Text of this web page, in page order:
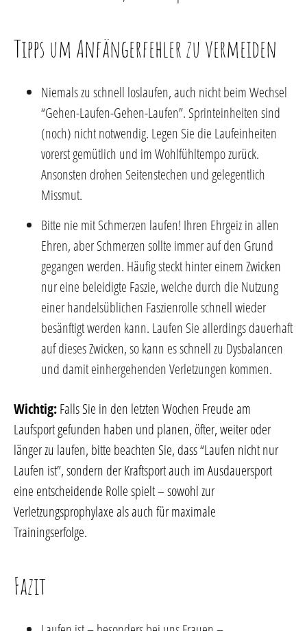
Tipps um Anfängerfehler zu vermeiden
Niemals zu schnell loslaufen, auch nicht beim Wechsel
“Gehen-Laufen-Gehen-Laufen”. Sprinteinheiten sind
(noch) nicht notwendig. Legen Sie die Laufeinheiten
vorerst gemütlich und im Wohlfühltempo zurück.
Ansonsten drohen Seitenstechen und gelegentlich
Missmut.
Bitte nie mit Schmerzen laufen! Ihren Ehrgeiz in allen
Ehren, aber Schmerzen sollte immer auf den Grund
gegangen werden. Häufig steckt hinter einem Zwicken
nur eine beleidigte Faszie, welche durch die Nutzung
einer handelsüblichen Faszienrolle schnell wieder
besänftigt werden kann. Laufen Sie allerdings dauerhaft
auf dieses Zwicken, so kann es schnell zu Dysbalancen
und damit einhergehenden Verletzungen kommen.
Wichtig:Falls Sie in den letzten Wochen Freude am
Laufsport gefunden haben und planen, öfter, weiter oder
länger zu laufen, bitte beachten Sie, dass “Laufen nicht nur
Laufen ist”, sondern der Kraftsport auch im Ausdauersport
eine entscheidende Rolle spielt – sowohl zur
Verletzungsprophylaxe als auch für maximale
Trainingserfolge.
Fazit